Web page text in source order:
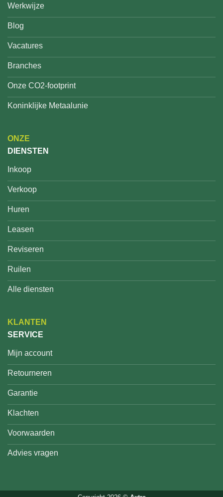
Werkwijze
Blog
Vacatures
Branches
Onze CO2-footprint
Koninklijke Metaalunie
ONZE
DIENSTEN
Inkoop
Verkoop
Huren
Leasen
Reviseren
Ruilen
Alle diensten
KLANTEN
SERVICE
Mijn account
Retourneren
Garantie
Klachten
Voorwaarden
Advies vragen